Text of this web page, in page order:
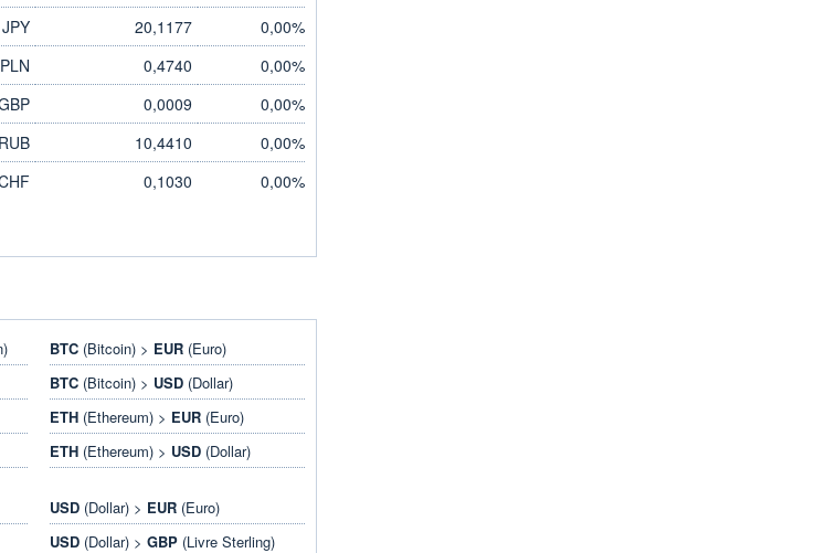
20,1177 0,00%
0,4740 0,00%
0,0009 0,00%
10,4410 0,00%
0,1030 0,00%
BTC (Bitcoin) > EUR (Euro)
BTC (Bitcoin) > USD (Dollar)
ETH (Ethereum) > EUR (Euro)
ETH (Ethereum) > USD (Dollar)
USD (Dollar) > EUR (Euro)
USD (Dollar) >GBP (Livre Sterling)